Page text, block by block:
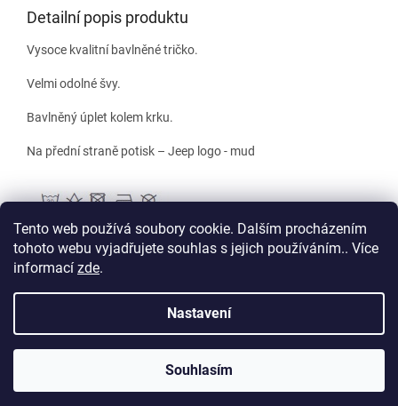
Tento web používá soubory cookie. Dalším procházením
tohoto webu vyjadřujete souhlas s jejich používáním.. Více
informací zde.
Nastavení
Souhlasím
Detailní popis produktu
Vysoce kvalitní bavlněné tričko.
Velmi odolné švy.
Bavlněný úplet kolem krku.
Na přední straně potisk – Jeep logo - mud
Vytvořil Shoptet
Club Jeep Store. Všechna práva vyhrazena.